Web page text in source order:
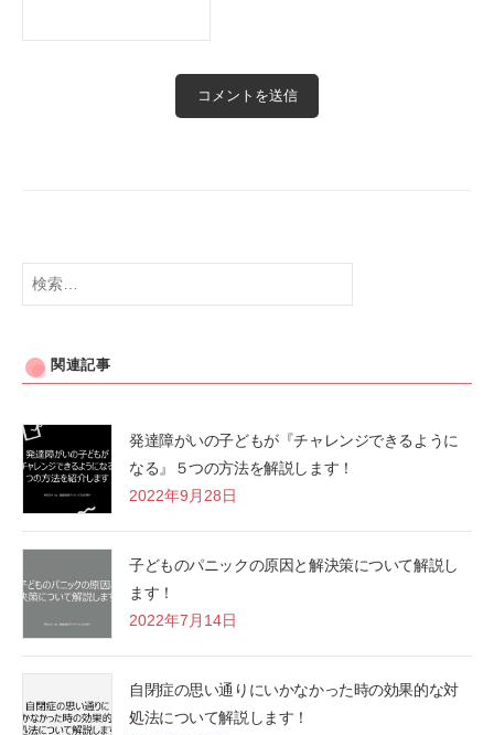
検
索:
関連記事
発達障がいの子どもが『チャレンジできるように
なる』５つの方法を解説します！
2022年9月28日
子どものパニックの原因と解決策について解説し
ます！
2022年7月14日
自閉症の思い通りにいかなかった時の効果的な対
処法について解説します！